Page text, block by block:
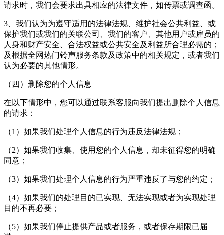
请求时，我们会要求出具相应的法律文件，如传票或调查函。
3、我们认为为遵守适用的法律法规、维护社会公共利益、或
保护我们或我们的关联公司、我们的客户、其他用户或雇员的
人身和财产安全、合法权益或公共安全及利益所合理必需的；
及根据全网热门铃声服务条款及政策中的相关规定，或者我们
认为必要的其他情形。
（四）删除您的个人信息
在以下情形中，您可以通过联系客服向我们提出删除个人信息
的请求：
（1）如果我们处理个人信息的行为违反法律法规；
（2）如果我们收集、使用您的个人信息，却未征得您的明确
同意；
（3）如果我们处理个人信息的行为严重违反了与您的约定；
（4）如果我们的处理目的已实现、无法实现或者为实现处理
目的不再必要；
（5）如果我们停止提供产品或者服务，或者保存期限已届